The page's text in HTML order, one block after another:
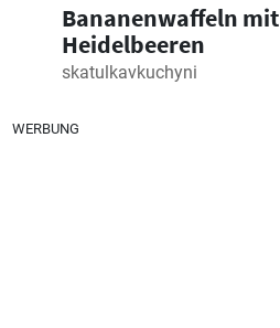
Bananenwaffeln mit
Heidelbeeren
skatulkavkuchyni
WERBUNG